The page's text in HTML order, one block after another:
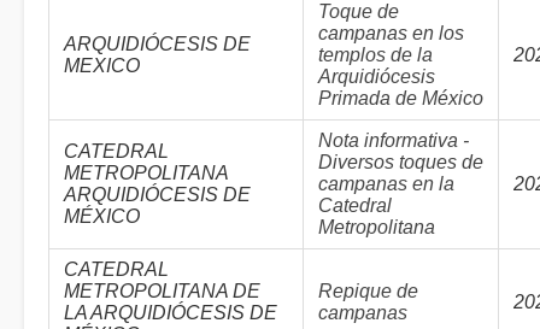
ARQUIDIÓCESIS DE
MEXICO
Toque de
campanas en los
templos de la
Arquidiócesis
Primada de México
CATEDRAL
METROPOLITANA
ARQUIDIÓCESIS DE
MÉXICO
Nota informativa -
Diversos toques de
campanas en la
Catedral
Metropolitana
CATEDRAL
METROPOLITANA DE
LA ARQUIDIÓCESIS DE
Repique de
campanas